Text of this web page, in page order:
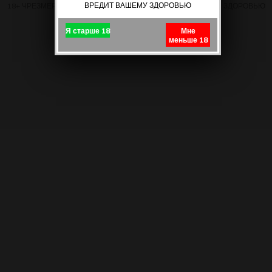
18+ ЧРЕЗМЕРНОЕ УПОТРЕБЛЕНИЕ ПИВА ВРЕДИТ ВАШЕМУ ЗДОРОВЬЮ
ВРЕДИТ ВАШЕМУ ЗДОРОВЬЮ
Я старше 18
Мне
меньше 18